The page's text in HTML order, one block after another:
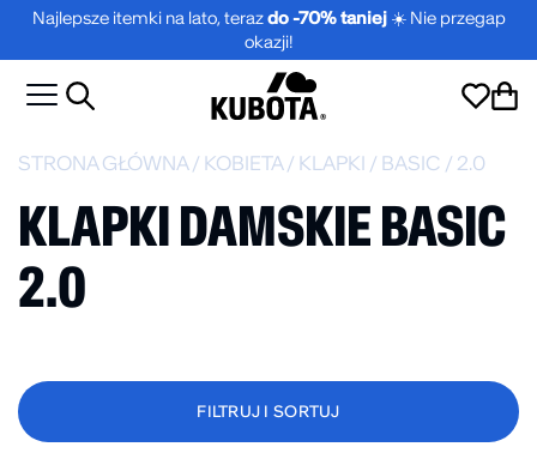
Najlepsze itemki na lato, terazdo -70% taniej☀️ Nie przegap
okazji!
STRONA GŁÓWNA / KOBIETA / KLAPKI / BASIC / 2.0
KLAPKI DAMSKIE BASIC
2.0
FILTRUJ I SORTUJ
BESTSELLER -20%